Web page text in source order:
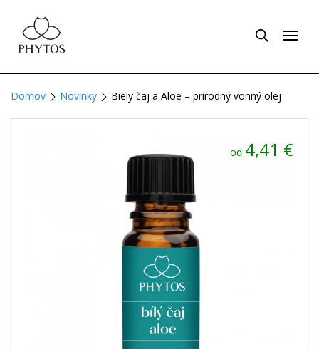
Domov Novinky Biely čaj a Aloe – prírodný vonný olej
od 4,41 €